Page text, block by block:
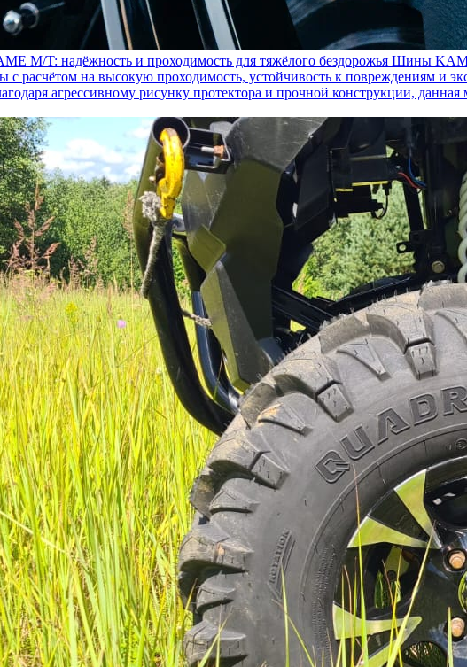
M/T: надёжность и проходимость для тяжёлого бездорожья Шины
с расчётом на высокую проходимость, устойчивость к повреждениям и
агрессивному рисунку протектора и прочной конструкции,